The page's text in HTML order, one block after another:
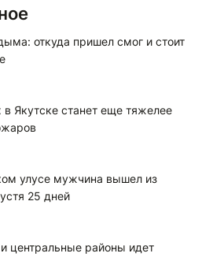
до столицы республики
в Якутске. Никакой это не
Не зря даже в
откуда пришел смог и стоит
Якутске станет еще тяжелее
улусе мужчина вышел из
25 дней
центральные районы идет